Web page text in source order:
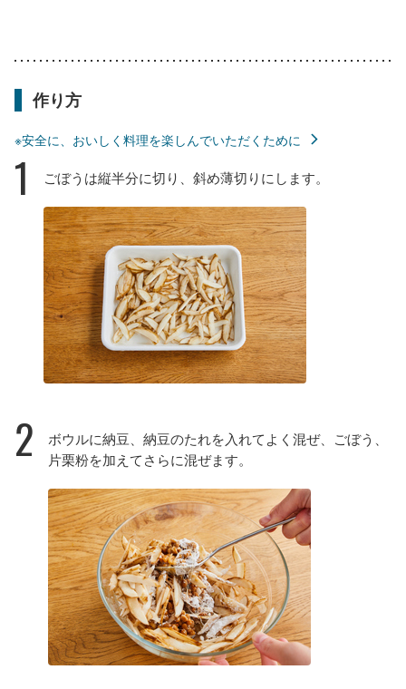
作り方
※安全に、おいしく料理を楽しんでいただくために
1 ごぼうは縦半分に切り、斜め薄切りにします。
2
ボウルに納豆、納豆のたれを入れてよく混ぜ、ごぼう、
片栗粉を加えてさらに混ぜます。